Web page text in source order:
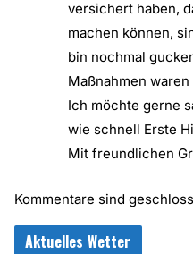
versichert haben,
machen können,
bin nochmal
Maßnahmen
Ich möchte gerne
wie schnell Erste
Mit freundlichen
Kommentare sind
Aktuelles Wetter